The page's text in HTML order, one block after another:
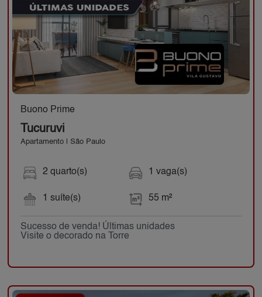
Buono Prime
Tucuruvi
Apartamento | São Paulo
2 quarto(s)
1 suíte(s)
1 vaga(s)
55 m²
Sucesso de venda! Últimas unidades
Visite o decorado na Torre